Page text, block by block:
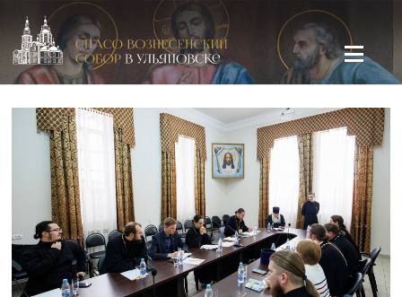
Спасо-Вознесенский кафедральный собор в Ульяновске